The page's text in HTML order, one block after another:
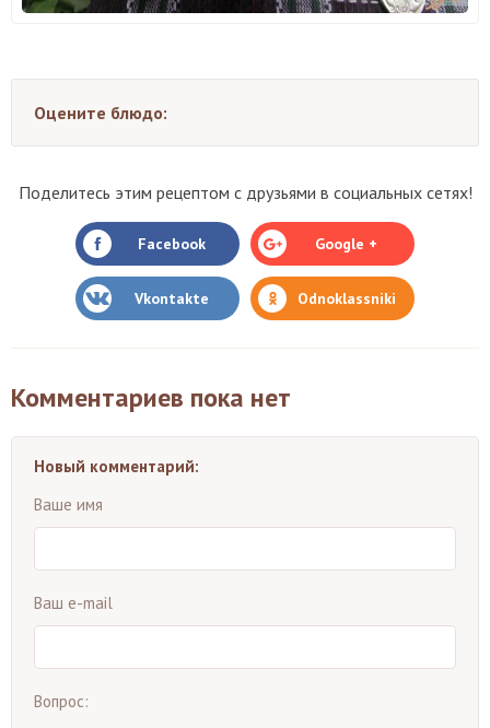
Оцените блюдо:
Поделитесь этим рецептом с друзьями в социальных сетях!
Facebook Google +
Vkontakte Odnoklassniki
Комментариев пока нет
Новый комментарий:
Ваше имя
Ваш e-mail
Вопрос: